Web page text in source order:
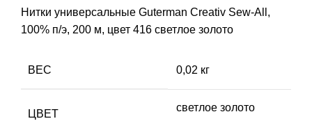
Нитки универсальные Guterman Creativ Sew-All,
100% п/э, 200 м, цвет 416 светлое золото
ВЕС 0,02 кг
ЦВЕТ
светлое золото